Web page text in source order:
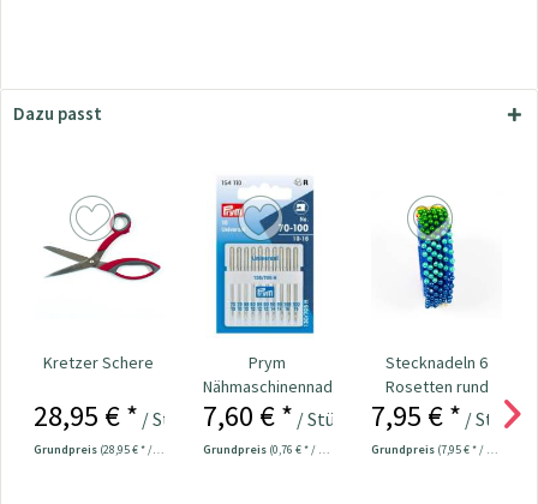
Dazu passt
Kretzer Schere
28,95 € * / Stück
Grundpreis (28,95 € * / 1 Stück)
Prym
Nähmaschinennadeln
130/705
Universal...
7,60 € * / Stück
Grundpreis (0,76 € * / 1 Stück)
Stecknadeln 6
Rosetten rund
Kopf bunt
Nr.109534
7,95 € * / Stück
Grundpreis (7,95 € * / 1 Stück)